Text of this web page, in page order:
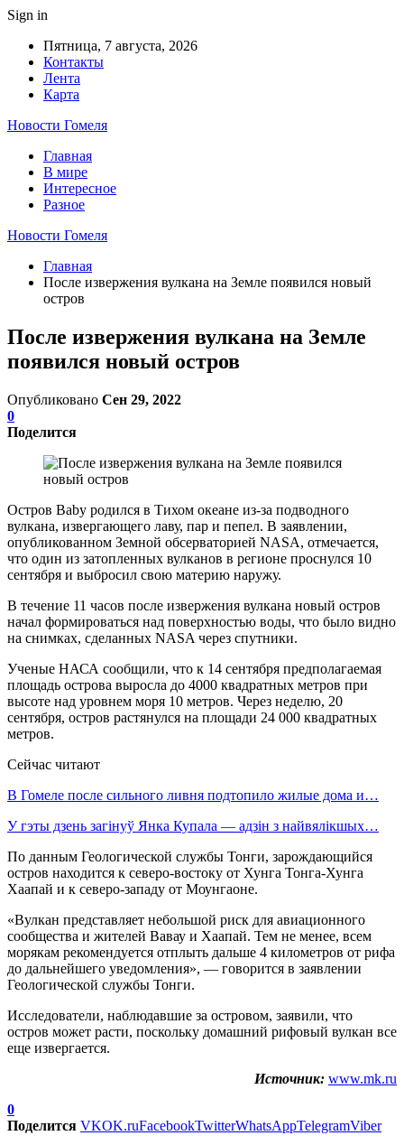
Sign in
Пятница, 7 августа, 2026
Контакты
Лента
Карта
Новости Гомеля
Главная
В мире
Интересное
Разное
Новости Гомеля
Главная
После извержения вулкана на Земле появился новый
остров
После извержения вулкана на Земле
появился новый остров
Опубликовано Сен 29, 2022
0
Поделится
Остров Baby родился в Тихом океане из-за подводного
вулкана, извергающего лаву, пар и пепел. В заявлении,
опубликованном Земной обсерваторией NASA, отмечается,
что один из затопленных вулканов в регионе проснулся 10
сентября и выбросил свою материю наружу.
В течение 11 часов после извержения вулкана новый остров
начал формироваться над поверхностью воды, что было видно
на снимках, сделанных NASA через спутники.
Ученые НАСА сообщили, что к 14 сентября предполагаемая
площадь острова выросла до 4000 квадратных метров при
высоте над уровнем моря 10 метров. Через неделю, 20
сентября, остров растянулся на площади 24 000 квадратных
метров.
Сейчас читают
В Гомеле после сильного ливня подтопило жилые дома и…
У гэты дзень загінуў Янка Купала — адзін з найвялікшых…
По данным Геологической службы Тонги, зарождающийся
остров находится к северо-востоку от Хунга Тонга-Хунга
Хаапай и к северо-западу от Моунгаоне.
«Вулкан представляет небольшой риск для авиационного
сообщества и жителей Вавау и Хаапай. Тем не менее, всем
морякам рекомендуется отплыть дальше 4 километров от рифа
до дальнейшего уведомления», — говорится в заявлении
Геологической службы Тонги.
Исследователи, наблюдавшие за островом, заявили, что
остров может расти, поскольку домашний рифовый вулкан все
еще извергается.
Источник: www.mk.ru
0
Поделится VKOK.ruFacebookTwitterWhatsAppTelegramViber